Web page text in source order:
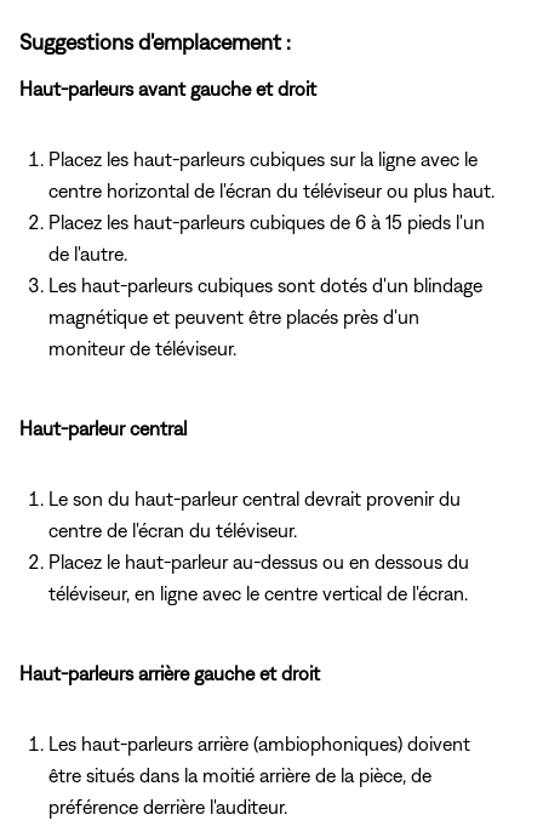
Suggestions d'emplacement :
Haut-parleurs avant gauche et droit
Placez les haut-parleurs cubiques sur la ligne avec le
centre horizontal de l'écran du téléviseur ou plus haut.
Placez les haut-parleurs cubiques de 6 à 15 pieds l'un
de l'autre.
Les haut-parleurs cubiques sont dotés d'un blindage
magnétique et peuvent être placés près d'un
moniteur de téléviseur.
Haut-parleur central
Le son du haut-parleur central devrait provenir du
centre de l'écran du téléviseur.
Placez le haut-parleur au-dessus ou en dessous du
téléviseur, en ligne avec le centre vertical de l'écran.
Haut-parleurs arrière gauche et droit
Les haut-parleurs arrière (ambiophoniques) doivent
être situés dans la moitié arrière de la pièce, de
préférence derrière l'auditeur.